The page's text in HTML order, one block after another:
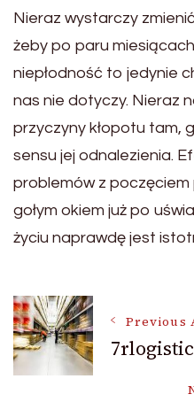
Nieraz wystarczy
żeby po paru
niepłodność to jedynie
nas nie dotyczy. Nieraz
przyczyny kłopotu tam,
sensu jej odnalezienia.
problemów z
gołym okiem już po
życiu naprawdę jest
Post
Previous